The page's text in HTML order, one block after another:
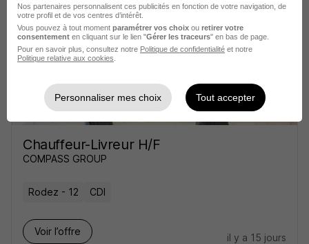
Voir l’offre
il y a 28 jours
Chauffeur-Livreur H/F
COMPASS GROUP
Rodez - 12 CDI
Voir l’offre
il y a 15 jours
Nos partenaires personnalisent ces publicités en fonction de votre navigation, de
votre profil et de vos centres d’intérêt.
Vous pouvez à tout moment paramétrer vos choix ou retirer votre
consentement en cliquant sur le lien "Gérer les traceurs" en bas de page.
Pour en savoir plus, consultez notre Politique de confidentialité et notre
Politique relative aux cookies
Personnaliser mes choix Tout accepter